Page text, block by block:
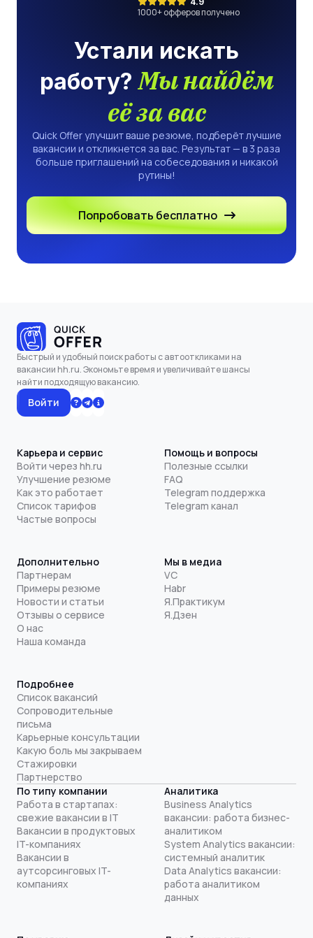
1000+ офферов получено
Устали искать
работу?Мы найдём
её за вас
Quick Offer улучшит ваше резюме, подберёт лучшие
вакансии и откликнется за вас. Результат — в 3 раза
больше приглашений на собеседования и никакой
рутины!
Попробовать бесплатно
Быстрый и удобный поиск работы с автооткликами на
вакансии hh.ru. Экономьте время и увеличивайте шансы
найти подходящую вакансию.
Войти
Карьера и сервис
Войти через hh.ru
Улучшение резюме
Как это работает
Список тарифов
Частые вопросы
Помощь и вопросы
Полезные ссылки
FAQ
Telegram поддержка
Telegram канал
Дополнительно
Партнерам
Примеры резюме
Новости и статьи
Отзывы о сервисе
О нас
Наша команда
Мы в медиа
VC
Habr
Я.Практикум
Я.Дзен
Подробнее
Список вакансий
Сопроводительные
письма
Карьерные консультации
Какую боль мы закрываем
Стажировки
Партнерство
По типу компании
Работа в стартапах:
свежие вакансии в IT
Вакансии в продуктовых
IT-компаниях
Вакансии в
аутсорсинговых IT-
компаниях
Аналитика
Business Analytics
вакансии: работа бизнес-
аналитиком
System Analytics вакансии:
системный аналитик
Data Analytics вакансии:
работа аналитиком
данных